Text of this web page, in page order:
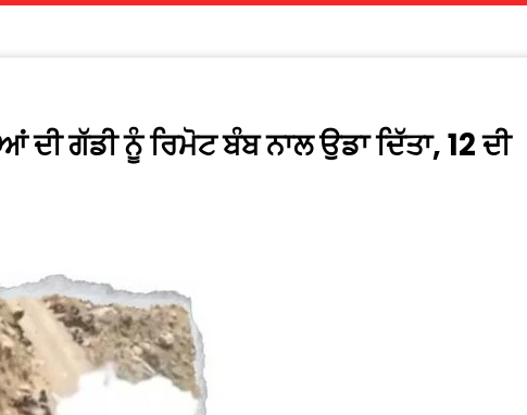
ਗੱਡੀ ਨੂੰ ਰਿਮੋਟ ਬੰਬ ਨਾਲ ਉਡਾ ਦਿੱਤਾ, 12 ਦੀ